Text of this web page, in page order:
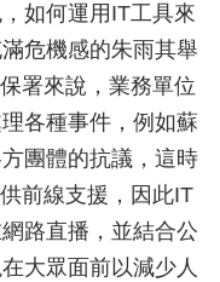
如何運用IT工具來
危機感的朱雨其舉
署來說，業務單位
各種事件，例如蘇
團體的抗議，這時
前線支援，因此IT
路直播，並結合公
大眾面前以減少人